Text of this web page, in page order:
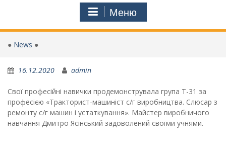
Меню
● News ●
16.12.2020 admin
Свої професійні навички продемонструвала група Т-31 за
професією «Тракторист-машиніст с/г виробництва. Слюсар з
ремонту с/г машин і устаткування». Майстер виробничого
навчання Дмитро Ясінський задоволений своїми учнями.